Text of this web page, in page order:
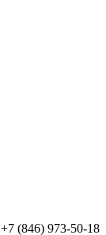
(846) 973-50-18